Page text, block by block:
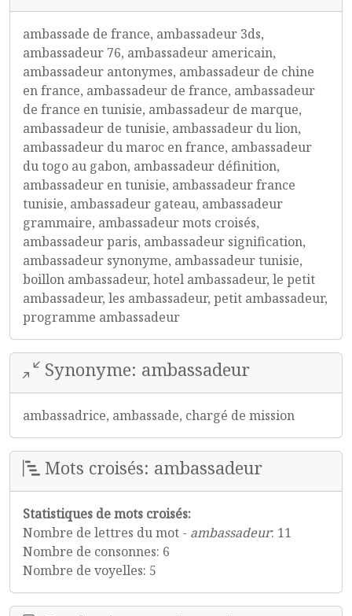
ambassade de france, ambassadeur 3ds,
ambassadeur 76, ambassadeur americain,
ambassadeur antonymes, ambassadeur de chine
en france, ambassadeur de france, ambassadeur
de france en tunisie, ambassadeur de marque,
ambassadeur de tunisie, ambassadeur du lion,
ambassadeur du maroc en france, ambassadeur
du togo au gabon, ambassadeur définition,
ambassadeur en tunisie, ambassadeur france
tunisie, ambassadeur gateau, ambassadeur
grammaire, ambassadeur mots croisés,
ambassadeur paris, ambassadeur signification,
ambassadeur synonyme, ambassadeur tunisie,
boillon ambassadeur, hotel ambassadeur, le petit
ambassadeur, les ambassadeur, petit ambassadeur,
programme ambassadeur
Synonyme: ambassadeur
ambassadrice, ambassade, chargé de mission
Mots croisés: ambassadeur
Statistiques de mots croisés:
Nombre de lettres du mot - ambassadeur: 11
Nombre de consonnes: 6
Nombre de voyelles: 5